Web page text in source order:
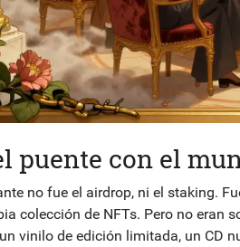
puente con el
no fue el airdrop, ni el staking.
colección de NFTs. Pero no eran
vinilo de edición limitada, un CD